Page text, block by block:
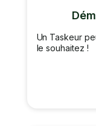
Un Taskeur
le souhaitez !